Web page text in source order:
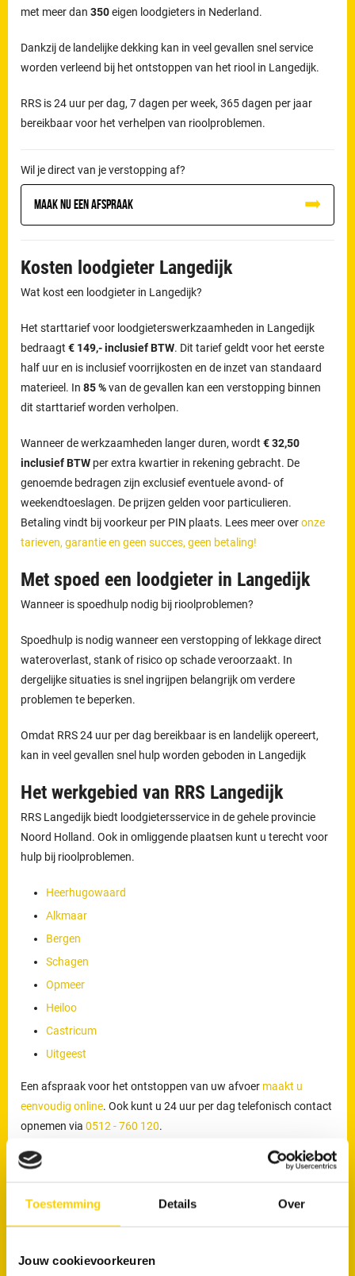
Toestemming Details Over
Jouw cookievoorkeuren
met meer dan350eigen loodgieters in Nederland.
Dankzij de landelijke dekking kan in veel gevallen snel service
worden verleend bij het ontstoppen van het riool in Langedijk.
RRS is 24 uur per dag, 7 dagen per week, 365 dagen per jaar
bereikbaar voor het verhelpen van rioolproblemen.
Wil je direct van je verstopping af?
Maak nu een afspraak
Kosten loodgieter Langedijk
Wat kost een loodgieter in Langedijk?
Het starttarief voor loodgieterswerkzaamheden in Langedijk
bedraagt€ 149,- inclusief BTW. Dit tarief geldt voor het eerste
half uur en is inclusief voorrijkosten en de inzet van standaard
materieel. In85 %van de gevallen kan een verstopping binnen
dit starttarief worden verholpen.
Wanneer de werkzaamheden langer duren, wordt€ 32,50
inclusief BTW per extra kwartier in rekening gebracht. De
genoemde bedragen zijn exclusief eventuele avond- of
weekendtoeslagen. De prijzen gelden voor particulieren.
Betaling vindt bij voorkeur per PIN plaats. Lees meer overonze
tarieven, garantie en geen succes, geen betaling!
Met spoed een loodgieter in Langedijk
Wanneer is spoedhulp nodig bij rioolproblemen?
Spoedhulp is nodig wanneer een verstopping of lekkage direct
wateroverlast, stank of risico op schade veroorzaakt. In
dergelijke situaties is snel ingrijpen belangrijk om verdere
problemen te beperken.
Omdat RRS 24 uur per dag bereikbaar is en landelijk opereert,
kan in veel gevallen snel hulp worden geboden in Langedijk
Het werkgebied van RRS Langedijk
RRS Langedijk biedt loodgietersservice in de gehele provincie
Noord Holland. Ook in omliggende plaatsen kunt u terecht voor
hulp bij rioolproblemen.
Heerhugowaard
Alkmaar
Bergen
Schagen
Opmeer
Heiloo
Castricum
Uitgeest
Een afspraak voor het ontstoppen van uw afvoer maakt u
eenvoudig online. Ook kunt u 24 uur per dag telefonisch contact
opnemen via0512 - 760 120.
Werkzaamheden van onze loodgieters
verhelpen van verstoppingen of lekkages. Zij voeren ook
werkzaamheden uit zoals het reinigen, inspecteren en preventief
verstoppingen en onverwachte problemen worden voorkomen.